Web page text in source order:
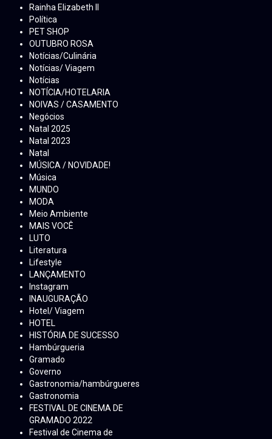
Rainha Elizabeth ll
Política
PET SHOP
OUTUBRO ROSA
Notícias/Culinária
Notícias/ Viagem
Notícias
NOTÍCIA/HOTELARIA
NOIVAS / CASAMENTO
Negócios
Natal 2025
Natal 2023
Natal
MÚSICA / NOVIDADE!
Música
MUNDO
MODA
Meio Ambiente
MAIS VOCÊ
LUTO
Literatura
Lifestyle
LANÇAMENTO
Instagram
INAUGURAÇÃO
Hotel/ Viagem
HOTEL
HISTÓRIA DE SUCESSO
Hambúrgueria
Gramado
Governo
Gastronomia/hambúrgueres
Gastronomia
FESTIVAL DE CINEMA DE
GRAMADO 2022
Festival de Cinema de